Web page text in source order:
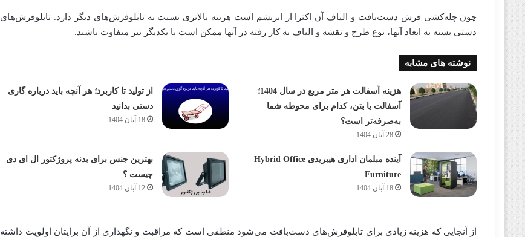
چون چله‌کشی فرش دست‌بافت و الیاف آن اکثرا از ابریشم است هزینه بالاتری نسبت به تابلوفرش‌های دیگر دارد. تابلوفرش‌های
دستی بسته به ابعاد آنها، نوع طرح و نقشه و الیاف به‌ کار رفته در آنها ممکن است با یکدیگر نیز متفاوت باشند.
نوشته های مشابه
هزینه آسفالت هر متر مربع در سال 1404؛
آسفالت یا بتن، کدام برای محوطه شما
به‌صرفه‌تر است؟
28 آبان 1404
از تولید تا کاربرد؛ هر آنچه باید درباره گاری
دستی بدانید
18 آبان 1404
آینده مبلمان اداری هیبریدی Hybrid Office
Furniture
18 آبان 1404
بهترین جنس برای بدنه پروژکتور ال ای دی
چیست ؟
12 آبان 1404
از آنجایی که هزینه زیادی برای تابلوفرش‌های دست‌بافت می‌شود منطقی است که مراقبت و نگهداری از آن برایتان اولویت داشته